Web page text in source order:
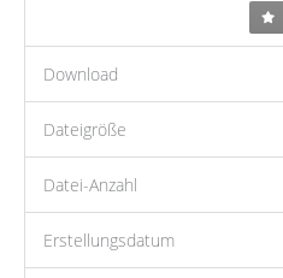
Download
Dateigröße
Datei-Anzahl
Erstellungsdatum